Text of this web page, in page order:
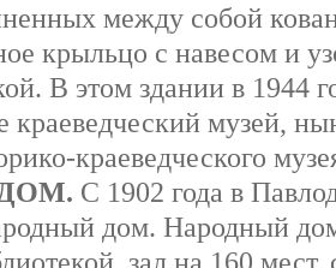
между собой
крыльцо с навесом и
В этом здании в 1944
краеведческий музей,
краеведческого
С 1902 года в
дом. Народный